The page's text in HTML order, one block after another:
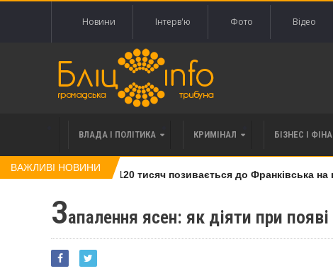
Новини Інтерв'ю Фото Відео
ВЛАДА І ПОЛІТИКА КРИМІНАЛ БІЗНЕС І
ВАЖЛИВІ НОВИНИ
права вимоги за 120 тисяч позивається до Франківська на
Запалення ясен: як діяти при